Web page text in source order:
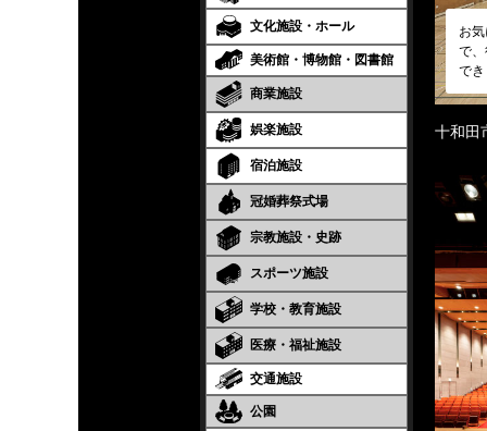
文化施設・ホール
美術館・博物館・図書館
商業施設
娯楽施設
宿泊施設
冠婚葬祭式場
宗教施設・史跡
スポーツ施設
学校・教育施設
医療・福祉施設
交通施設
公園
お
で
で
十和田